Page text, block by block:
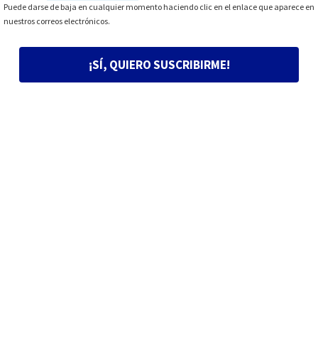
Puede darse de baja en cualquier momento haciendo clic en el enlace que aparece en
nuestros correos electrónicos.